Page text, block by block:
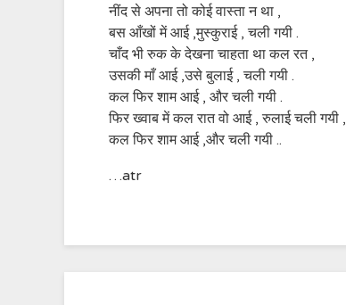
नींद से अपना तो कोई वास्ता न था ,
बस आँखों में आई ,मुस्कुराई , चली गयी .
चाँद भी रुक के देखना चाहता था कल रत ,
उसकी माँ आई ,उसे बुलाई , चली गयी .
कल फिर शाम आई , और चली गयी .
फिर ख्वाब में कल रात वो आई , रुलाई चली गयी ,
कल फिर शाम आई ,और चली गयी ..
…atr